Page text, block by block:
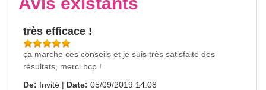
très efficace !
ça marche ces conseils et je suis très satisfaite des
résultats, merci bcp !
De: Invité | Date: 05/09/2019 14:08